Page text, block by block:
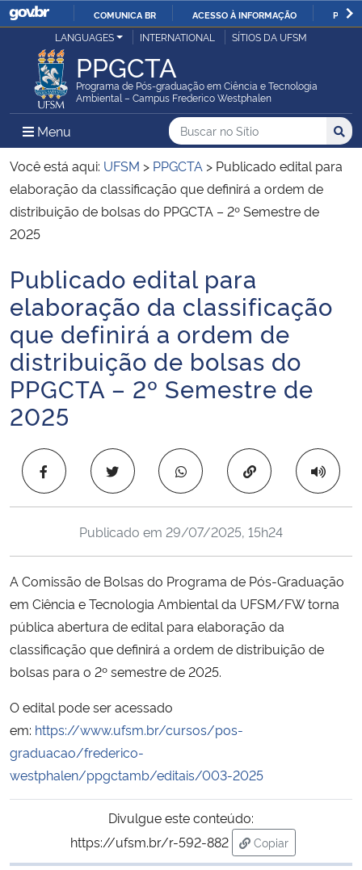
IR
O
CONTEÚDO
COMUNICA BR ACESSO À INFORMAÇÃO
Ministério da Justiça e Segurança Pública
Ministério da Defesa
Ministério das Relações Exteriores
Ministério da Economia
Ministério da Agricultura, Pecuária e Abastecimento
Ministério da Educação
Ministério da Cidadania
Ministério da Saúde
Ministério de Minas e Energia
Ministério da Ciência, Tecnologia, Inovações e Comunicações
Ministério do Turismo
Ministério do Desenvolvimento Regional
Controladoria-Geral da União
Ministério da Mulher, da Família e dos Direitos Humanos
Secretaria-Geral
Secretaria de Governo
Gabinete de Segurança Institucional
LANGUAGES INTERNATIONAL SÍTIOS DA UFSM
PPGCTA
Programa de Pós-graduação em Ciência e Tecnologia
Ambiental – Campus Frederico Westphalen
Menu Menu Principal do Sítio
Busca
Buscar no no Sítio
Busca:
Você está aqui: UFSM > PPGCTA > Publicado edital para
elaboração da classificação que definirá a ordem de
distribuição de bolsas do PPGCTA – 2º Semestre de
2025
Início do conteúdo
Publicado edital para
elaboração da classificação
que definirá a ordem de
distribuição de bolsas do
PPGCTA – 2º Semestre de
2025
Copiar para área
Publicado em 29/07/2025, 15h24
A Comissão de Bolsas do Programa de Pós-Graduação
em Ciência e Tecnologia Ambiental da UFSM/FW torna
pública abertura de edital para elaboração da
classificação que definirá a ordem de distribuição de
bolsas para o 2º semestre de 2025.
O edital pode ser acessado
em: https://www.ufsm.br/cursos/pos-
graduacao/frederico-
westphalen/ppgctamb/editais/003-2025
Divulgue este conteúdo:
https://ufsm.br/r-592-882
Copiar
para área de